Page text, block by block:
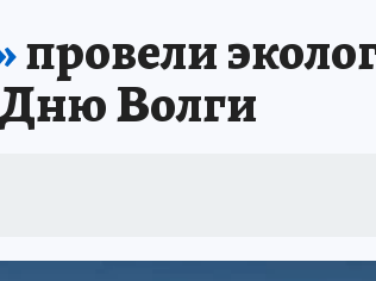
провели
Волги